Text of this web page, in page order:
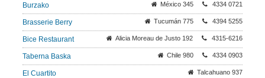
Burzako México 345 4334 0721
Brasserie Berry Tucumán 775 4394 5255
Bice Restaurant Alicia Moreau de Justo 192 4315-6216
Taberna Baska Chile 980 4334 0903
El Cuartito Talcahuano 937